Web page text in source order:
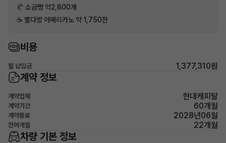
🥐 소금빵 약2,800개
☕️ 별다방 아메리카노 약 1,750잔
비용
월 납입금 1,377,310원
계약 정보
계약업체 현대캐피탈
계약기간 60개월
계약종료 2028년06월
잔여개월 22개월
차량 기본 정보